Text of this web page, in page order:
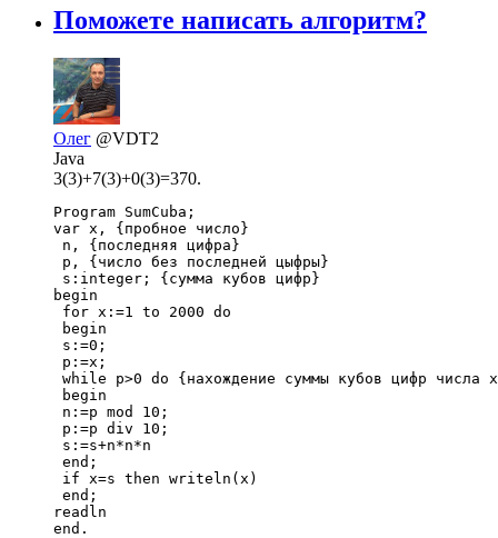
Поможете написать алгоритм?
Олег @VDT2
Java
3(3)+7(3)+0(3)=370.
Program SumCuba;
var x, {пробное число}
n, {последняя цифра}
p, {число без последней цыфры}
s:integer; {сумма кубов цифр}
begin
for x:=1 to 2000 do
begin
s:=0;
p:=x;
while p>0 do {нахождение суммы кубов цифр числа
begin
n:=p mod 10;
p:=p div 10;
s:=s+n*n*n
end;
if x=s then writeln(x)
end;
readln
end.